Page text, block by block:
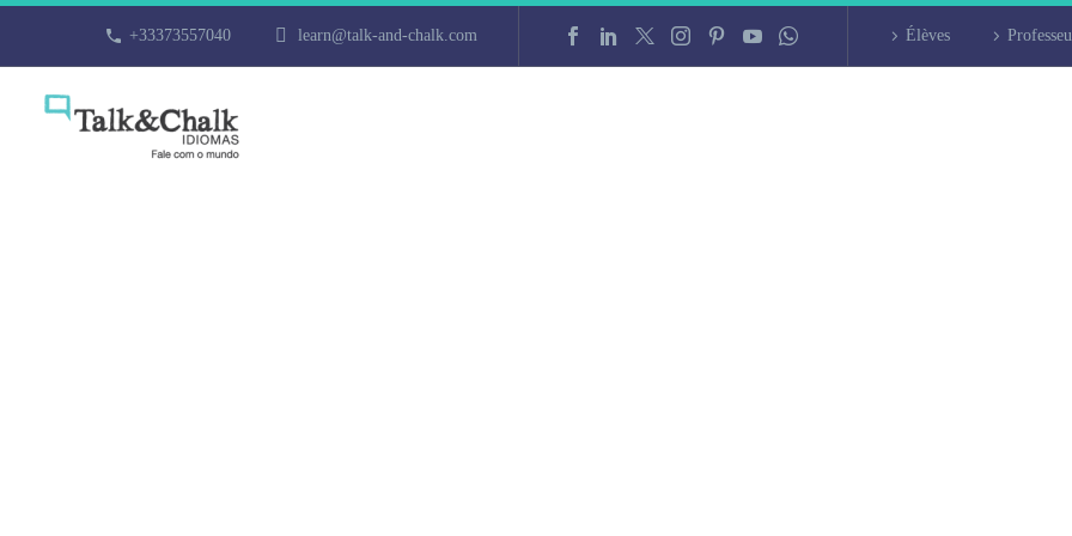
+33373557040 learn@talk-and-chalk.com Élèves